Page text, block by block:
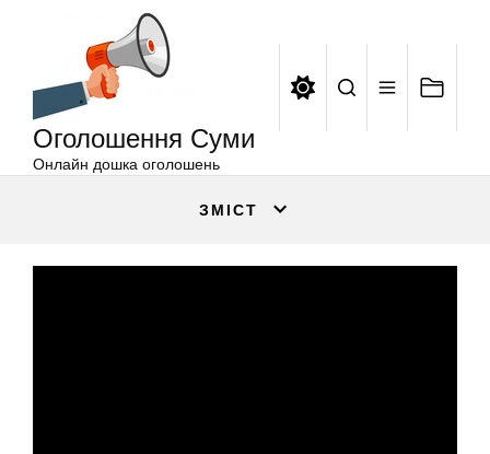
Оголошення Суми
Онлайн дошка оголошень
ЗМІСТ